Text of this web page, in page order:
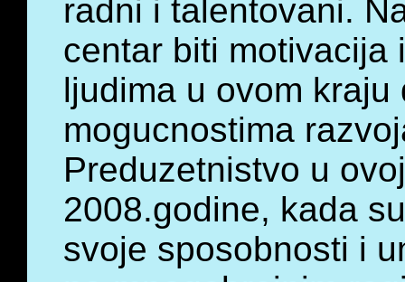
radni i talentovani.
centar biti motivacija
ljudima u ovom
mogucnostima
Preduzetnistvo u
2008.godine, kada
svoje sposobnosti i